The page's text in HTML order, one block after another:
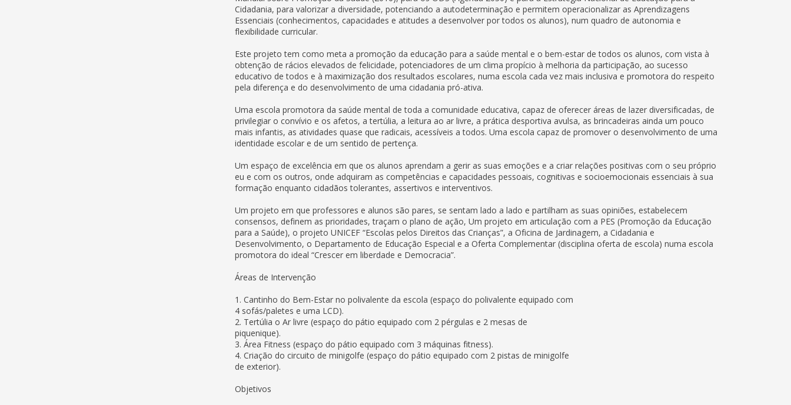
Cidadania, para valorizar a diversidade, potenciando a autodeterminação e permitem operacionalizar as Aprendizagens
Essenciais (conhecimentos, capacidades e atitudes a desenvolver por todos os alunos), num quadro de autonomia e
flexibilidade curricular.
Este projeto tem como meta a promoção da educação para a saúde mental e o bem-estar de todos os alunos, com vista à
obtenção de rácios elevados de felicidade, potenciadores de um clima propício à melhoria da participação, ao sucesso
educativo de todos e à maximização dos resultados escolares, numa escola cada vez mais inclusiva e promotora do respeito
pela diferença e do desenvolvimento de uma cidadania pró-ativa.
Uma escola promotora da saúde mental de toda a comunidade educativa, capaz de oferecer áreas de lazer diversificadas, de
privilegiar o convívio e os afetos, a tertúlia, a leitura ao ar livre, a prática desportiva avulsa, as brincadeiras ainda um pouco
mais infantis, as atividades quase que radicais, acessíveis a todos. Uma escola capaz de promover o desenvolvimento de uma
identidade escolar e de um sentido de pertença.
Um espaço de excelência em que os alunos aprendam a gerir as suas emoções e a criar relações positivas com o seu próprio
eu e com os outros, onde adquiram as competências e capacidades pessoais, cognitivas e socioemocionais essenciais à sua
formação enquanto cidadãos tolerantes, assertivos e interventivos.
Um projeto em que professores e alunos são pares, se sentam lado a lado e partilham as suas opiniões, estabelecem
consensos, definem as prioridades, traçam o plano de ação, Um projeto em articulação com a PES (Promoção da Educação
para a Saúde), o projeto UNICEF “Escolas pelos Direitos das Crianças”, a Oficina de Jardinagem, a Cidadania e
Desenvolvimento, o Departamento de Educação Especial e a Oferta Complementar (disciplina oferta de escola) numa escola
promotora do ideal “Crescer em liberdade e Democracia”.
Áreas de Intervenção
1. Cantinho do Bem-Estar no polivalente da escola (espaço do polivalente equipado com
4 sofás/paletes e uma LCD).
2. Tertúlia o Ar livre (espaço do pátio equipado com 2 pérgulas e 2 mesas de
piquenique).
3. Área Fitness (espaço do pátio equipado com 3 máquinas fitness).
4. Criação do circuito de minigolfe (espaço do pátio equipado com 2 pistas de minigolfe
de exterior).
Objetivos